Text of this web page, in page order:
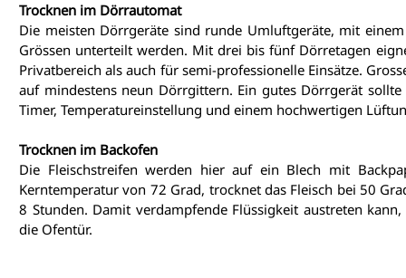
Trocknen im Dörrautomat
Die meisten Dörrgeräte sind runde Umluftgeräte, mit
Grössen unterteilt werden. Mit drei bis fünf Dörretagen
Privatbereich als auch für semi-professionelle Einsätze.
auf mindestens neun Dörrgittern. Ein gutes Dörrgerät
Timer, Temperatureinstellung und einem hochwertigen
Trocknen im Backofen
Die Fleischstreifen werden hier auf ein Blech mit
Kerntemperatur von 72 Grad, trocknet das Fleisch bei 50
8 Stunden. Damit verdampfende Flüssigkeit austreten
die Ofentür.